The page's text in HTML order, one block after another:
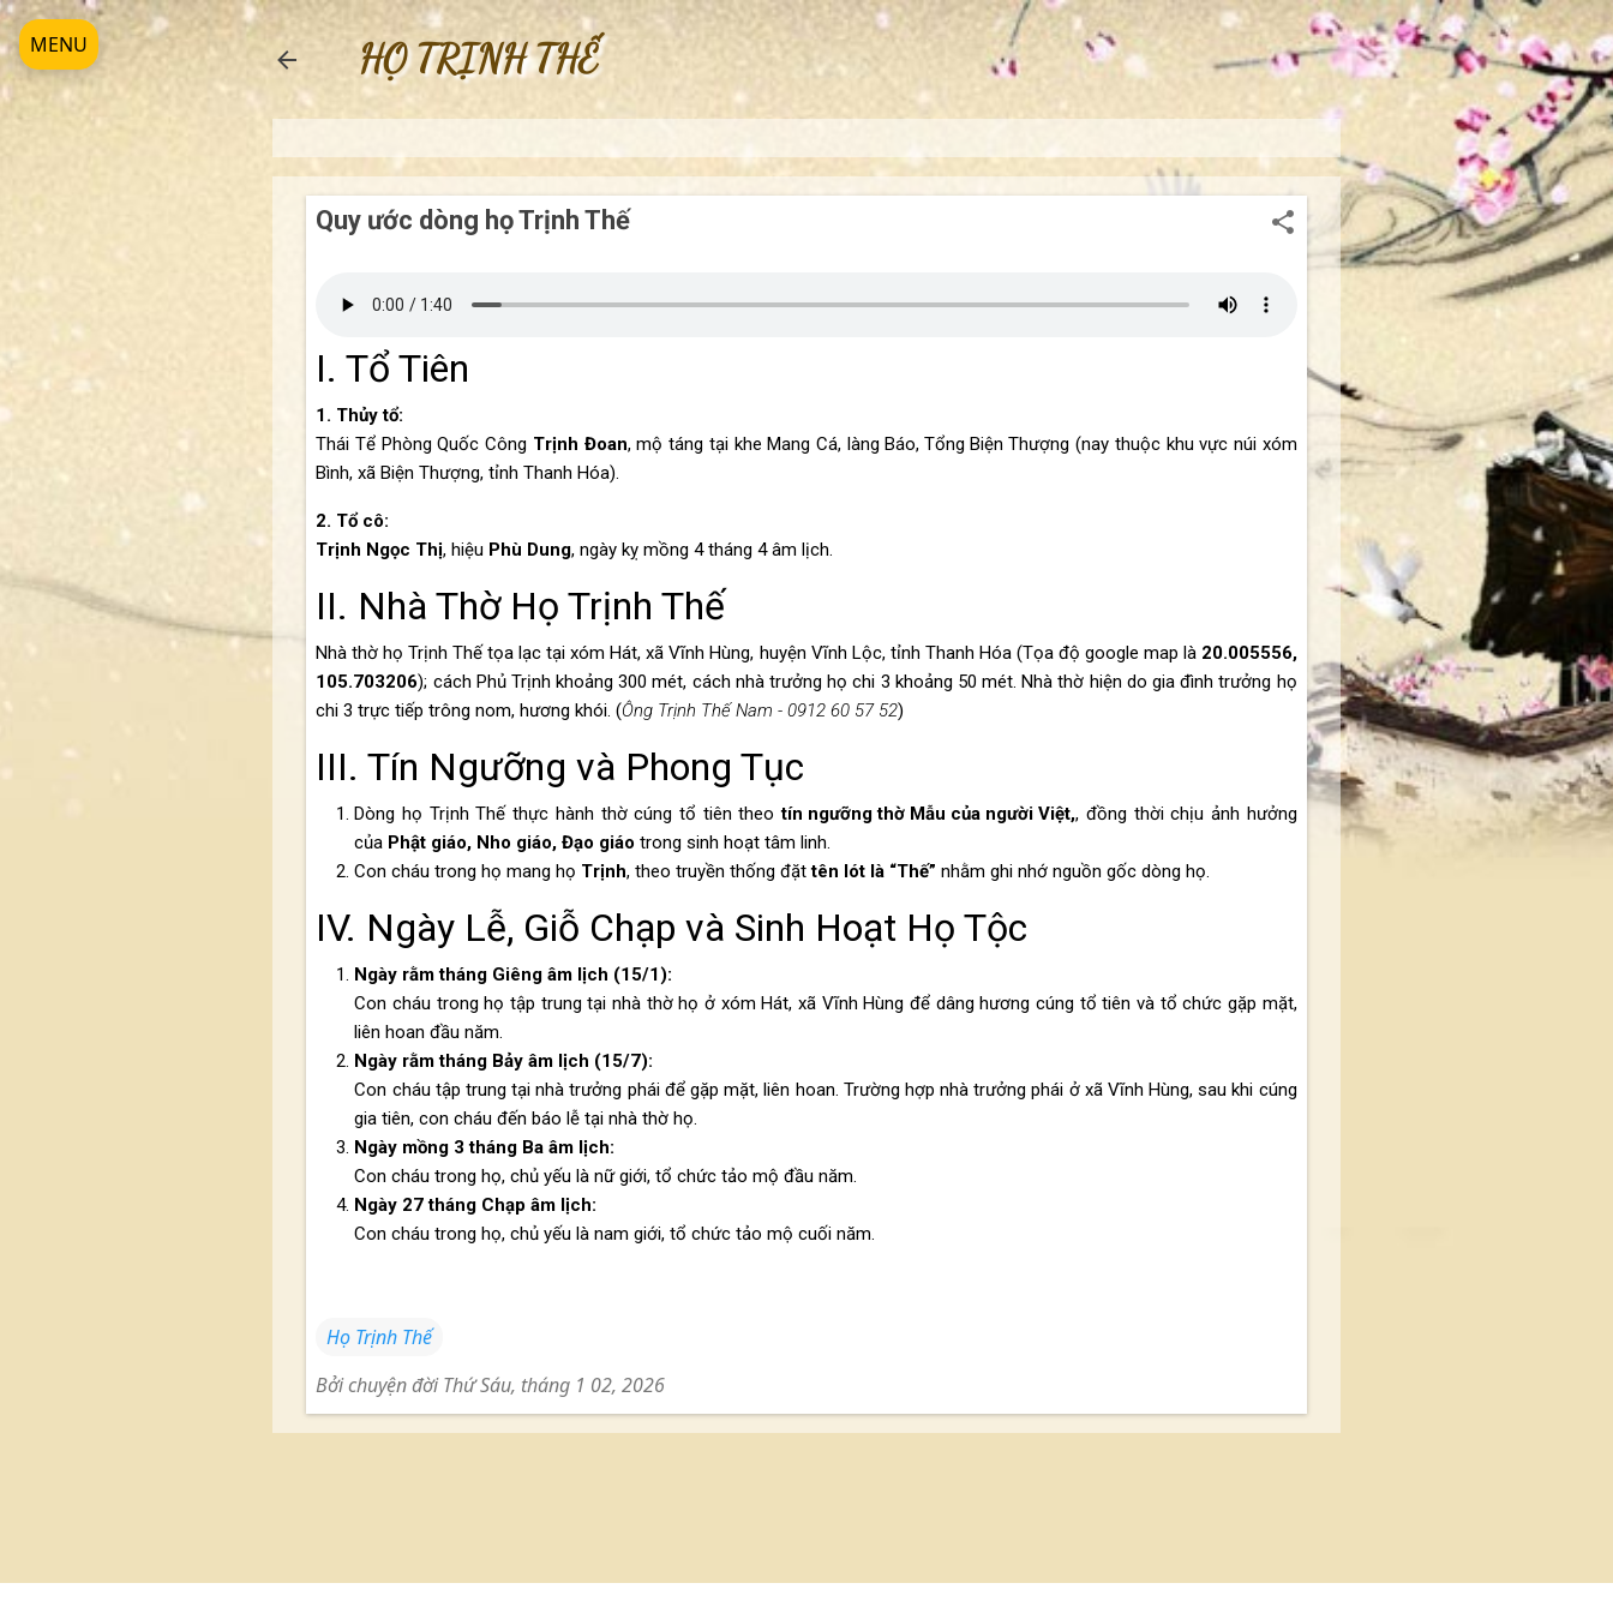
Chuyển đến nội dung chính
HỌ TRỊNH THẾ
MENU
Quy ước dòng họ Trịnh Thế
I. Tổ Tiên
1. Thủy tổ:
Thái Tể Phòng Quốc Công Trịnh Đoan, mộ táng tại khe Mang Cá, làng Báo, Tổng Biện Thượng (nay thuộc khu vực núi xóm
Bình, xã Biện Thượng,tỉnh Thanh Hóa).
2. Tổ cô:
Trịnh Ngọc Thị, hiệu Phù Dung, ngày kỵ mồng 4 tháng 4 âm lịch.
II. Nhà Thờ Họ Trịnh Thế
Nhà thờ họ Trịnh Thế tọa lạc tại xóm Hát, xã Vĩnh Hùng, huyện Vĩnh Lộc, tỉnh Thanh Hóa (Tọa độ google map là 20.005556,
105.703206); cách Phủ Trịnh khoảng 300 mét, cách nhà trưởng họ chi 3 khoảng 50 mét. Nhà thờ hiện do gia đình trưởng họ
chi 3 trực tiếp trông nom, hương khói. (Ông Trịnh Thế Nam - 0912 60 57 52)
III. Tín Ngưỡng và Phong Tục
Dòng họ Trịnh Thế thực hành thờ cúng tổ tiên theotín ngưỡng thờ Mẫu của người Việt,, đồng thời chịu ảnh hưởng
của Phật giáo, Nho giáo,Đạo giáo trong sinh hoạt tâm linh.
Con cháu trong họ mang họ Trịnh, theo truyền thống đặttên lót là “Thế” nhằm ghi nhớ nguồn gốc dòng họ.
IV. Ngày Lễ, Giỗ Chạp và Sinh Hoạt Họ Tộc
Ngày rằm tháng Giêng âm lịch (15/1):
Con cháu trong họ tập trung tại nhà thờ họ ở xóm Hát, xã Vĩnh Hùng để dâng hương cúng tổ tiên và tổ chức gặp mặt,
liên hoan đầu năm.
Ngày rằm tháng Bảy âm lịch (15/7):
Con cháu tập trung tại nhà trưởng phái để gặp mặt, liên hoan. Trường hợp nhà trưởng phái ở xã Vĩnh Hùng, sau khi cúng
gia tiên, con cháu đến báo lễ tại nhà thờ họ.
Ngày mồng 3 tháng Ba âm lịch:
Con cháu trong họ, chủ yếu là nữ giới, tổ chức tảo mộ đầu năm.
Ngày 27 tháng Chạp âm lịch:
Con cháu trong họ, chủ yếu là nam giới, tổ chức tảo mộ cuối năm.
Họ Trịnh Thế
Bởichuyện đời Thứ Sáu, tháng 1 02, 2026